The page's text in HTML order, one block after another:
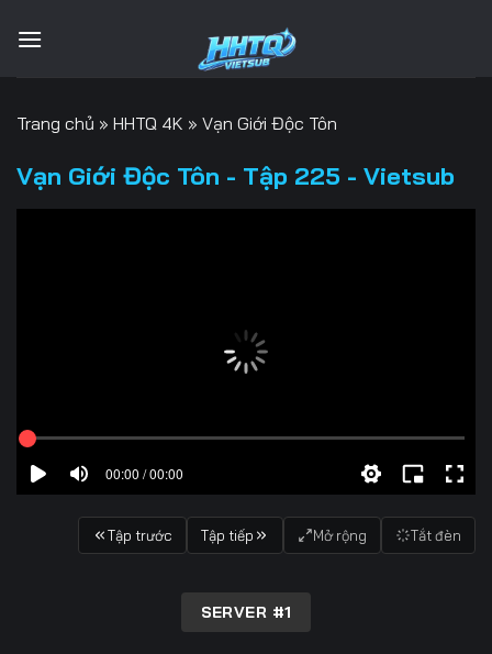
qua
Trang chủ » HHTQ 4K » Vạn Giới Độc Tôn
Vạn Giới Độc Tôn - Tập 225 - Vietsub
00:00 / 00:00
Tập trước Tập tiếp Mở rộng Tắt đèn
SERVER #1